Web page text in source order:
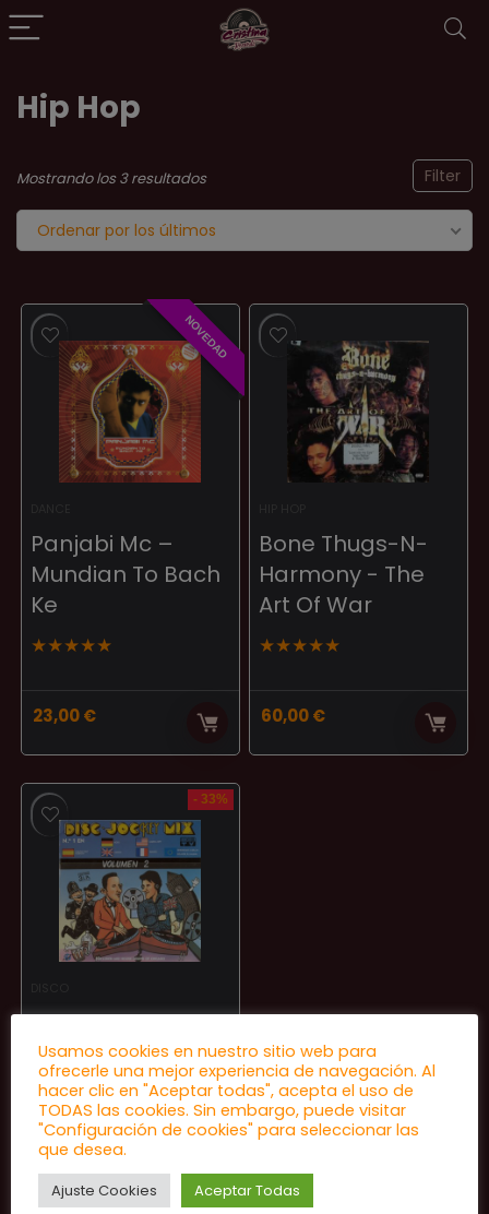
Hip Hop
Filter
Mostrando los 3 resultadosOrdenado
por
los
Ordenar por los últimos
NOVEDAD
Panjabi Mc –
Mundian To Bach
Ke
★★★★★
23,00€
Bone Thugs-N-
Harmony ‎- The
Art Of War
★★★★★
60,00€
- 33%
Disc-Jockey Mix
Volumen 2
★★★★★
15,00 €
El
precio
10,00€El
precio
Usamos cookies en nuestro sitio web para
ofrecerle una mejor experiencia de navegación. Al
hacer clic en "Aceptar todas", acepta el uso de
TODAS las cookies. Sin embargo, puede visitar
"Configuración de cookies" para seleccionar las
que desea.
Ajuste Cookies Aceptar Todas